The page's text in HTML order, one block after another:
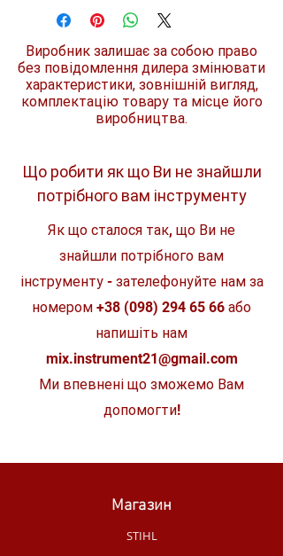
Діаметр посадкового місця
диска
22,23
мм
Максимальна частота
обертів за хвилину
12.250
Товщина
Виробник залишає за собою право
без повідомлення дилера змінювати
характеристики, зовнішній вигляд,
комплектацію товару та місце його
виробництва.
Що робити як що Ви не знайшли
потрібного вам інструменту
Як що сталося так, що Ви не
знайшли потрібного вам
інструменту - зателефонуйте нам за
номером +38 (098) 294 65 66 або
напишіть нам
mix.instrument21@gmail.com
Ми впевнені що зможемо Вам
допомогти!
Магазин
STIHL